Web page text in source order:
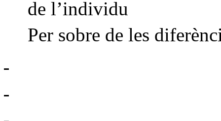
de l’individu
Per sobre de les